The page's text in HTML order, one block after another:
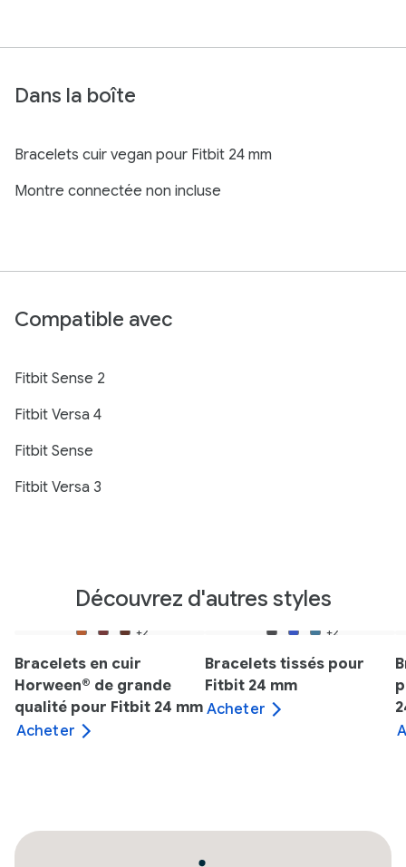
Dans la boîte
Bracelets cuir vegan pour Fitbit 24 mm
Montre connectée non incluse
Compatible avec
Fitbit Sense 2
Fitbit Versa 4
Fitbit Sense
Fitbit Versa 3
Découvrez d'autres styles
+2
Bracelets en cuir
Horween® de grande
qualité pour Fitbit 24 mm
Acheter
+2
Bracelets tissés pour
Fitbit 24 mm
Acheter